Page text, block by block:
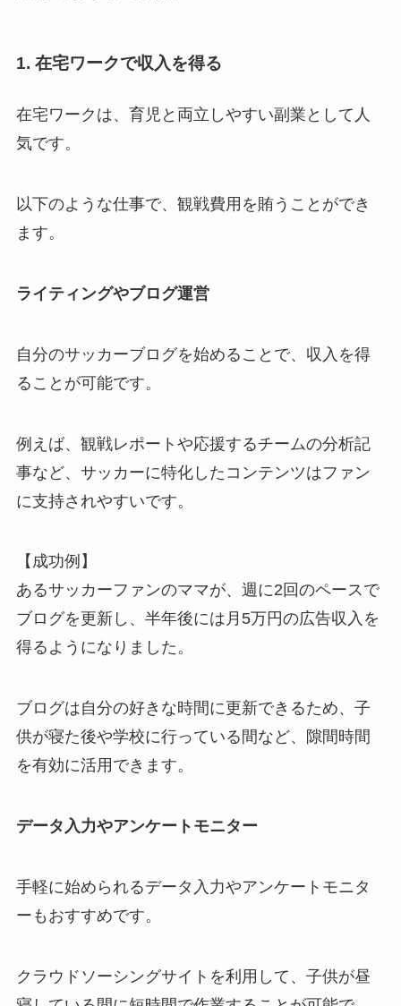
1. 在宅ワークで収入を得る
在宅ワークは、育児と両立しやすい副業として人
気です。
以下のような仕事で、観戦費用を賄うことができ
ます。
ライティングやブログ運営
自分のサッカーブログを始めることで、収入を得
ることが可能です。
例えば、観戦レポートや応援するチームの分析記
事など、サッカーに特化したコンテンツはファン
に支持されやすいです。
【成功例】
あるサッカーファンのママが、週に2回のペースで
ブログを更新し、半年後には月5万円の広告収入を
得るようになりました。
ブログは自分の好きな時間に更新できるため、子
供が寝た後や学校に行っている間など、隙間時間
を有効に活用できます。
データ入力やアンケートモニター
手軽に始められるデータ入力やアンケートモニタ
ーもおすすめです。
クラウドソーシングサイトを利用して、子供が昼